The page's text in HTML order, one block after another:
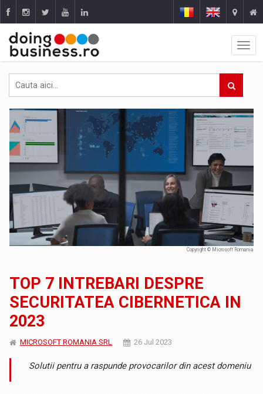
Copyright © Microsoft Romania
TOP 7 INTREBARI DESPRE
SECURITATEA CIBERNETICA IN
2023
MICROSOFT ROMANIA SRL 26 Jul 2023
Solutii pentru a raspunde provocarilor din acest domeniu